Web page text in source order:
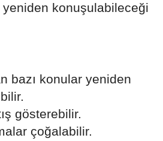
yeniden konuşulabileceği
bazı konular yeniden
gösterebilir.
çoğalabilir.